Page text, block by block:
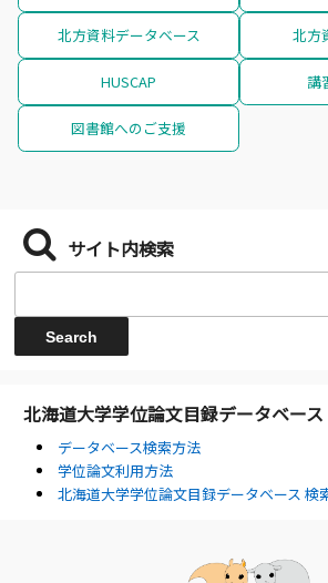
北方資料データベース 北方
HUSCAP 講
図書館へのご支援
サイト内検索
北海道大学学位論文目録データベース
データベース検索方法
学位論文利用方法
北海道大学学位論文目録データベース 検